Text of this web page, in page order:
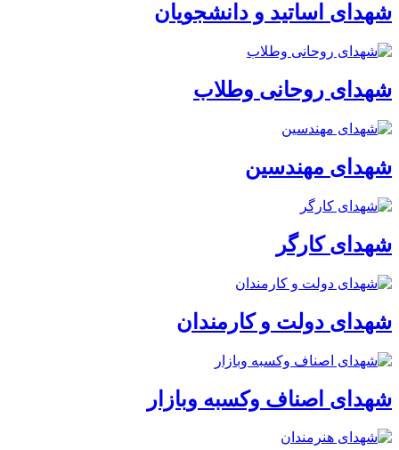
شهدای اساتید و دانشجویان
شهدای روحانی وطلاب
شهدای مهندسین
شهدای کارگر
شهدای دولت و کارمندان
شهدای اصناف وکسبه وبازار